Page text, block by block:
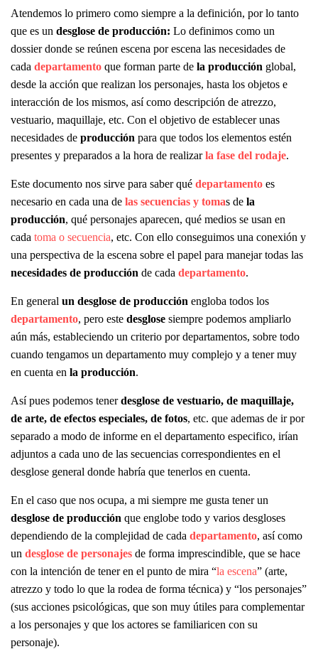
Atendemos lo primero como siempre a la definición, por lo tanto
que es un desglose de producción: Lo definimos como un
dossier donde se reúnen escena por escena las necesidades de
cada departamento que forman parte de la producción global,
desde la acción que realizan los personajes, hasta los objetos e
interacción de los mismos, así como descripción de atrezzo,
vestuario, maquillaje, etc. Con el objetivo de establecer unas
necesidades de producción para que todos los elementos estén
presentes y preparados a la hora de realizarla fase del rodaje.
Este documento nos sirve para saber qué departamento es
necesario en cada una de las secuencias y tomas de la
producción, qué personajes aparecen, qué medios se usan en
cada toma o secuencia, etc. Con ello conseguimos una conexión y
una perspectiva de la escena sobre el papel para manejar todas las
necesidades de producción de cada departamento.
En general un desglose de producción engloba todos los
departamento, pero este desglose siempre podemos ampliarlo
aún más, estableciendo un criterio por departamentos, sobre todo
cuando tengamos un departamento muy complejo y a tener muy
en cuenta en la producción.
Así pues podemos tenerdesglose de vestuario, de maquillaje,
de arte, de efectos especiales, de fotos, etc. que ademas de ir por
separado a modo de informe en el departamento especifico, irían
adjuntos a cada uno de las secuencias correspondientes en el
desglose general donde habría que tenerlos en cuenta.
En el caso que nos ocupa, a mi siempre me gusta tener un
desglose de producción que englobe todo y varios desgloses
dependiendo de la complejidad de cada departamento, así como
un desglose de personajes de forma imprescindible, que se hace
con la intención de tener en el punto de mira “la escena” (arte,
atrezzo y todo lo que la rodea de forma técnica) y “los personajes”
(sus acciones psicológicas, que son muy útiles para complementar
a los personajes y que los actores se familiaricen con su
personaje).